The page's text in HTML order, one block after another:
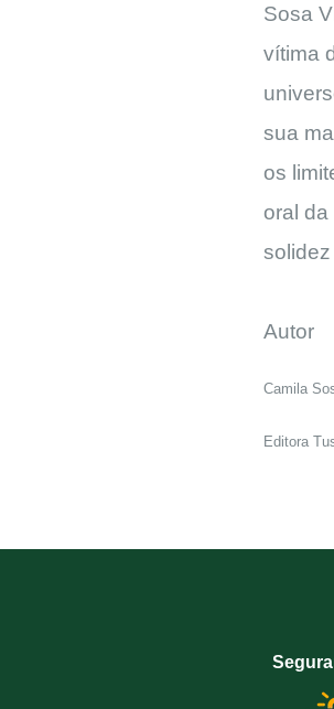
Sosa
vítima
sua
os
oral
Autor
Camila
Editora